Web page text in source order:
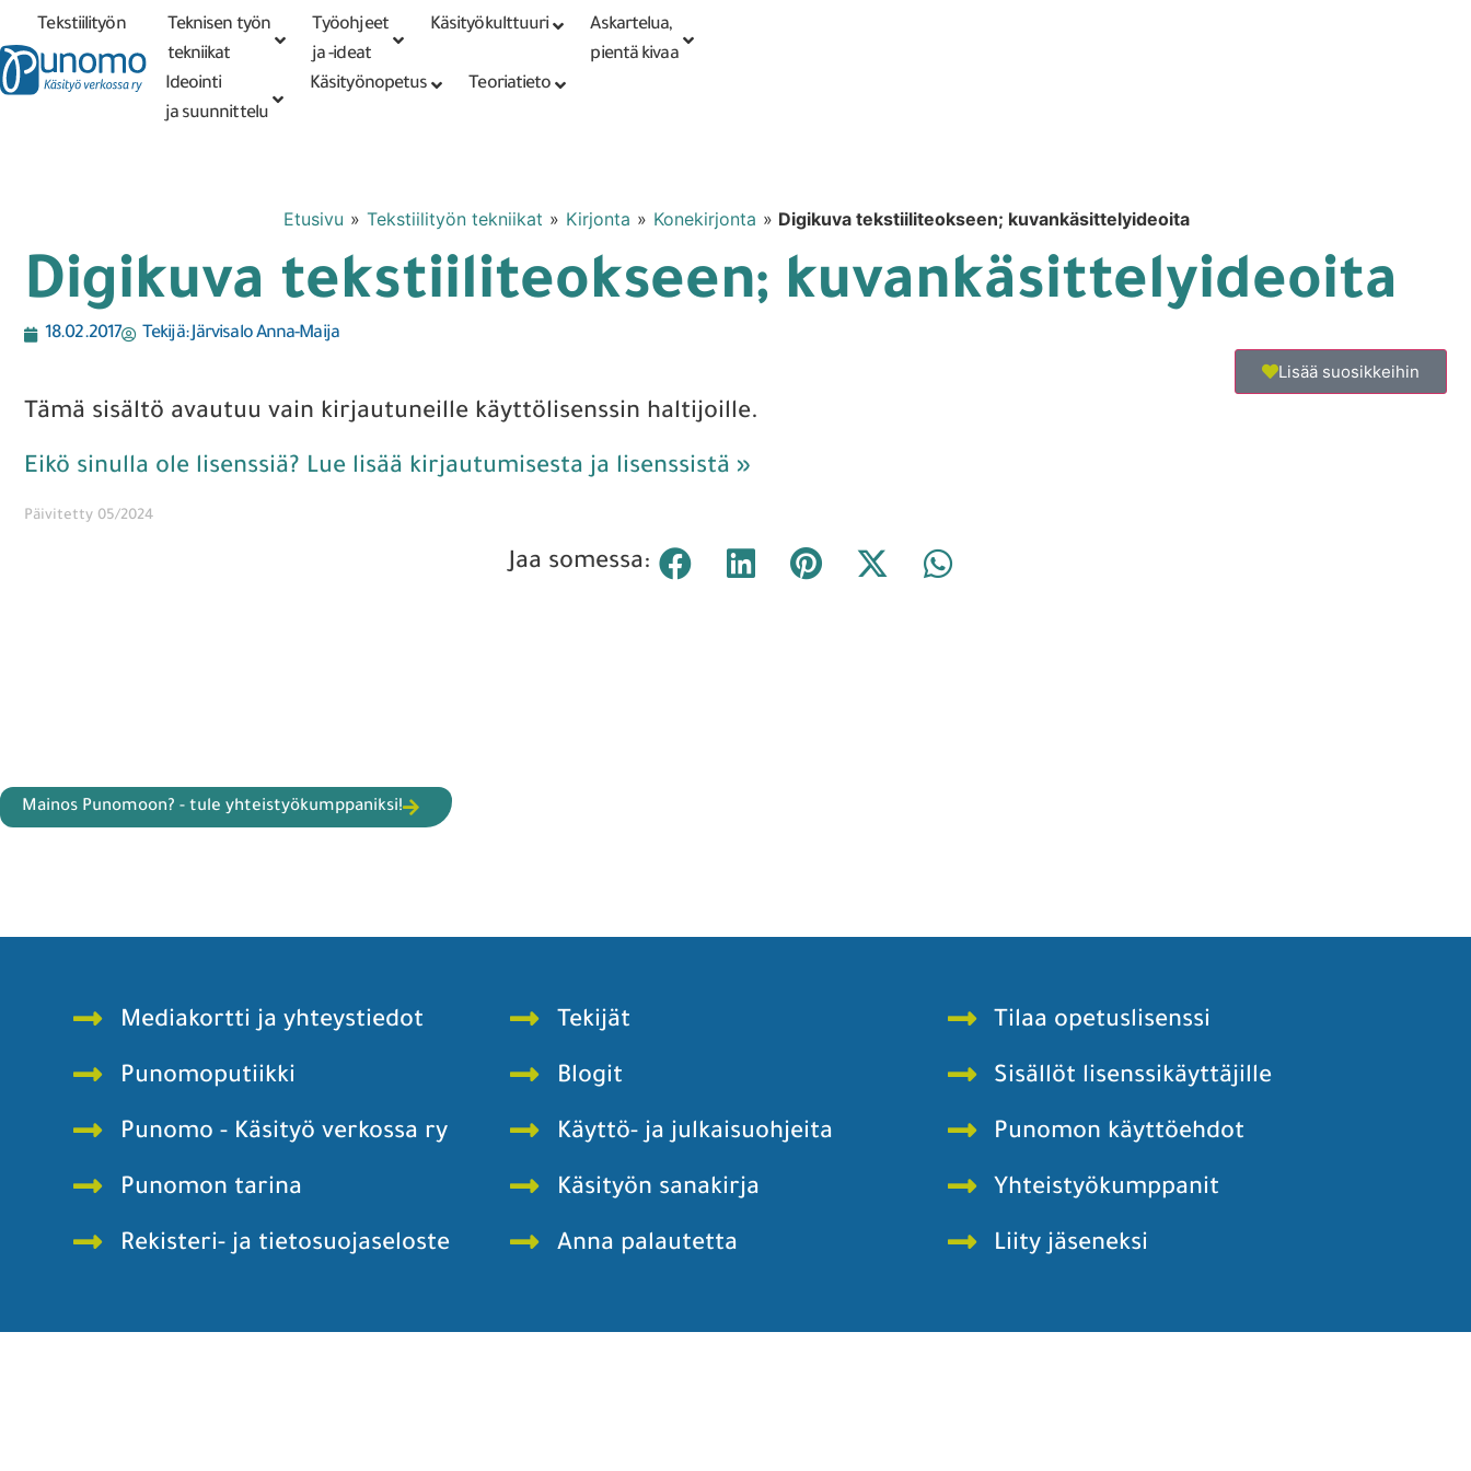
Tarkennettu PunomoputiikkiKirjaudu tai
rekisteröidy
Tekstiilityön
tekniikat
Teknisen työn
tekniikat
Työohjeet
ja -ideat
Käsityökulttuuri
Askartelua,
pientä kivaa
Ideointi
ja suunnittelu
Käsityönopetus Teoriatieto
Etusivu » Tekstiilityön tekniikat » Kirjonta » Konekirjonta » Digikuva tekstiiliteokseen; kuvankäsittelyideoita
Digikuva tekstiiliteokseen; kuvankäsittelyideoita
18.02.2017 Tekijä:Järvisalo Anna-Maija
Lisää suosikkeihin
Tämä sisältö avautuu vain kirjautuneille käyttölisenssin haltijoille.
Eikö sinulla ole lisenssiä? Lue lisää kirjautumisesta ja lisenssistä »
Päivitetty 05/2024
Jaa somessa:
Mainos Punomoon? - tule yhteistyökumppaniksi!
Mediakortti ja yhteystiedot
Punomoputiikki
Punomo - Käsityö verkossa ry
Punomon tarina
Rekisteri- ja tietosuojaseloste
Tekijät
Blogit
Käyttö- ja julkaisuohjeita
Käsityön sanakirja
Anna palautetta
Tilaa opetuslisenssi
Sisällöt lisenssikäyttäjille
Punomon käyttöehdot
Yhteistyökumppanit
Liity jäseneksi